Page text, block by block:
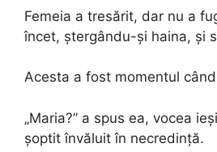
Femeia a tresărit, dar nu a
încet, ștergându-și haina, și
Acesta a fost momentul
„Maria?” a spus ea, vocea
șoptit învăluit în necredință.